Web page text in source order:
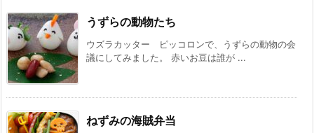
うずらの動物たち
ウズラカッター ピッコロンで、うずらの動物の会
議にしてみました。 赤いお豆は誰が ...
ねずみの海賊弁当